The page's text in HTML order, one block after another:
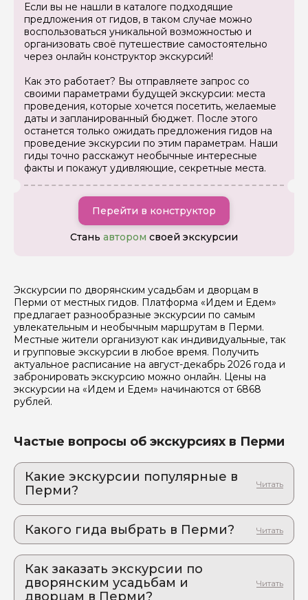
Если вы не нашли в каталоге подходящие
предложения от гидов, в таком случае можно
воспользоваться уникальной возможностью и
организовать своё путешествие самостоятельно
через онлайн конструктор экскурсий!
Как это работает? Вы отправляете запрос со
своими параметрами будущей экскурсии: места
проведения, которые хочется посетить, желаемые
даты и запланированный бюджет. После этого
останется только ожидать предложения гидов на
проведение экскурсии по этим параметрам. Наши
гиды точно расскажут необычные интересные
факты и покажут удивляющие, секретные места.
Перейти в конструктор
Стань автором своей экскурсии
Экскурсии по дворянским усадьбам и дворцам в
Перми от местных гидов. Платформа «Идем и Едем»
предлагает разнообразные экскурсии по самым
увлекательным и необычным маршрутам в Перми.
Местные жители организуют как индивидуальные, так
и групповые экскурсии в любое время. Получить
актуальное расписание на август-декабрь 2026 года и
забронировать экскурсию можно онлайн. Цены на
экскурсии на «Идем и Едем» начинаются от 6868
рублей.
Частые вопросы об экскурсиях в Перми
Какие экскурсии популярные в
Перми?
сказке!
Хрустальный воздух, каменные великаны и локации
культовых фильмов: для тех, кто ценит настоящее
2. По следам Ермака
Прикоснитесь к истории освоения Сибири!
Какого гида выбрать в Перми?
2. Ксения.Б 808
3. Евгений.П 72
Как заказать экскурсии по
дворянским усадьбам и
дворцам в Перми?
Как вас зовут
Ваша электронная почта
Ваш номер телефона
Вопросы и комментарии
Я даю своё согласие на обработку персональных
данных